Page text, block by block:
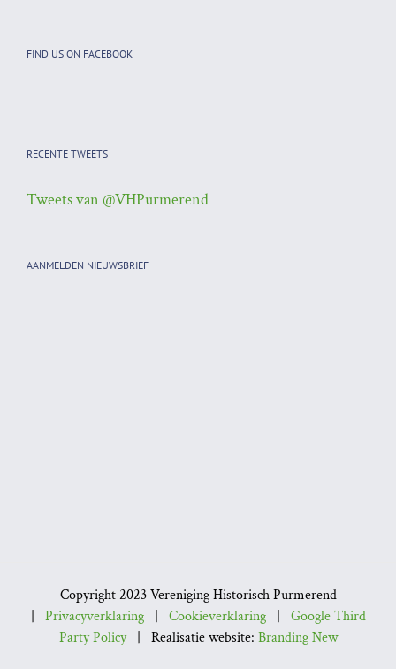
FIND US ON FACEBOOK
RECENTE TWEETS
Tweets van @VHPurmerend
AANMELDEN NIEUWSBRIEF
Copyright 2023 Vereniging Historisch Purmerend
Privacyverklaring| Cookieverklaring| Google Third
Party Policy| Realisatie website: Branding New